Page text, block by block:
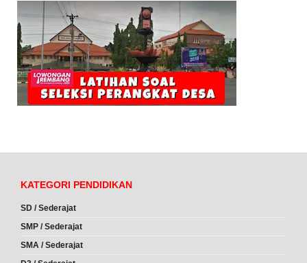
KATEGORI PENDIDIKAN
SD / Sederajat
SMP / Sederajat
SMA / Sederajat